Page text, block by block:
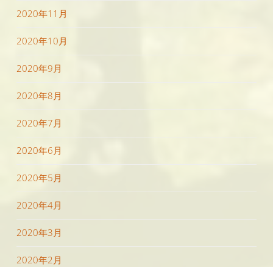
2020年11月
2020年10月
2020年9月
2020年8月
2020年7月
2020年6月
2020年5月
2020年4月
2020年3月
2020年2月